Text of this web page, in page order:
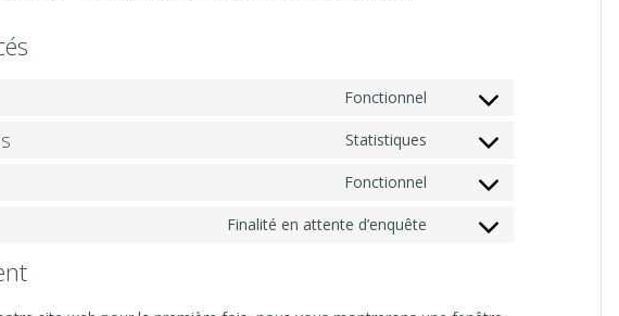
Fonctionnel Consent to service wordpress
Statistiques Consent to service google-analytics
Fonctionnel Consent to service wordfence
Finalité en attente d’enquête Consent to service divers